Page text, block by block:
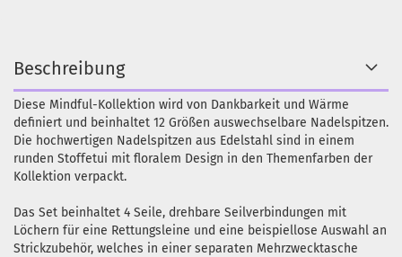
Beschreibung
Diese Mindful-Kollektion wird von Dankbarkeit und Wärme
definiert und beinhaltet 12 Größen auswechselbare Nadelspitzen.
Die hochwertigen Nadelspitzen aus Edelstahl sind in einem
runden Stoffetui mit floralem Design in den Themenfarben der
Kollektion verpackt.
Das Set beinhaltet 4 Seile, drehbare Seilverbindungen mit
Löchern für eine Rettungsleine und eine beispiellose Auswahl an
Strickzubehör, welches in einer separaten Mehrzwecktasche